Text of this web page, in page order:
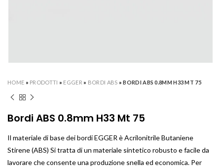
HOME » PRODOTTI » EGGER » BORDI ABS »BORDI ABS 0.8MM H33 MT 75
Bordi ABS 0.8mm H33 Mt 75
Il materiale di base dei bordi EGGER è Acrilonitrile Butaniene
Stirene (ABS) Si tratta di un materiale sintetico robusto e facile da
lavorare che consente una produzione snella ed economica. Per